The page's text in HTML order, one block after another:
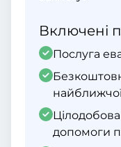
Включені
Послуга
допомоги